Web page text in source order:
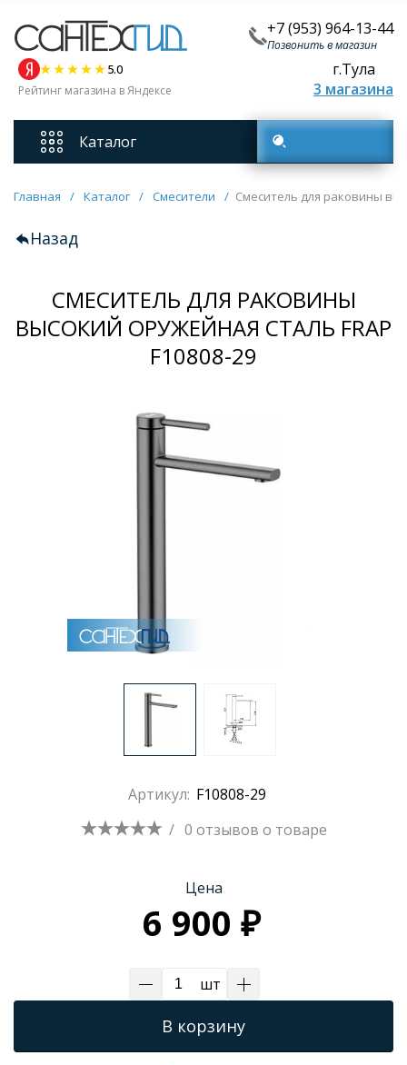
+7 (953) 964-13-44
Позвонить в магазин
5.0
Рейтинг магазина в Яндексе
г.Тула
3 магазина
Каталог
Смесители
Унитазы
Мебель для ванных комнат
Аксессуары для ванных комнат
Трапы для душевых
Главная / Каталог / Смесители / Смеситель для раковины
Назад
СМЕСИТЕЛЬ ДЛЯ РАКОВИНЫ
ВЫСОКИЙ ОРУЖЕЙНАЯ СТАЛЬ FRAP
F10808-29
Артикул: F10808-29
/ 0 отзывов о товаре
Цена
6 900 ₽
шт
В корзину